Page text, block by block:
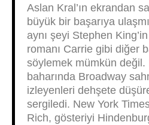
Aslan Kral’ın ekrandan
büyük bir başarıya
aynı şeyi Stephen
romanı Carrie gibi diğer
söylemek mümkün değil.
baharında Broadway
izleyenleri dehşete
sergiledi. New York
Rich, gösteriyi